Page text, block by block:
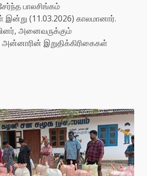
பாலசிங்கம்
(11.03.2026) காலமானார்.
அனைவருக்கும்
இறுதிக்கிரிகைகள்